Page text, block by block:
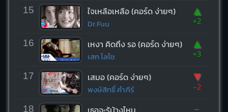
15 ใจเหลือเหลือ (คอร์ด ง่ายๆ)
Dr.Fuu
▲
+2
16 เหงา คิดถึง รอ (คอร์ด ง่ายๆ)
เสก โลโซ
▲
+3
17 เสมอ (คอร์ด ง่ายๆ)
พงษ์สิทธิ์ คำภีร์
▼
-2
18 -